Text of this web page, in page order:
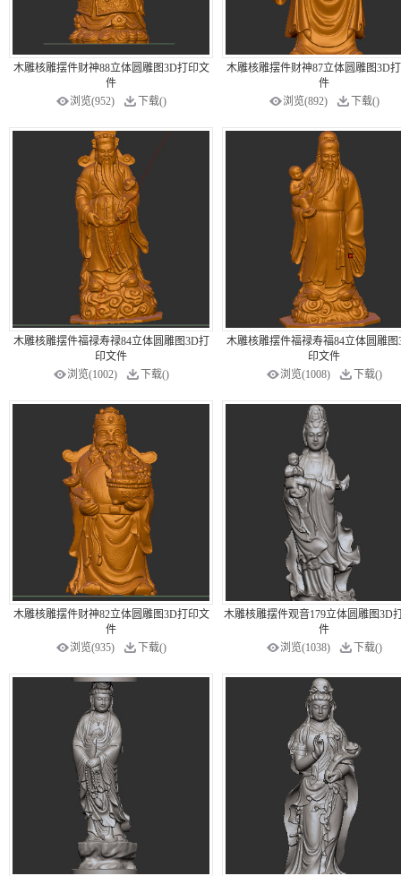
木雕核雕摆件财神88立体圆雕图3D打印文
件
浏览(952)
下载()
木雕核雕摆件财神87立体圆雕图3D
件
浏览(892)
下载()
木雕核雕摆件福禄寿禄84立体圆雕图3D打
印文件
浏览(1002)
下载()
木雕核雕摆件福禄寿福84立体圆雕图
印文件
浏览(1008)
下载()
木雕核雕摆件财神82立体圆雕图3D打印文
件
浏览(935)
下载()
木雕核雕摆件观音179立体圆雕图3D
件
浏览(1038)
下载()